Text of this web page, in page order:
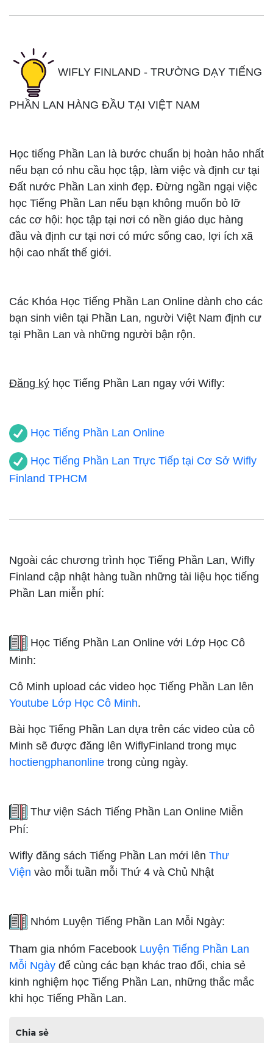
WIFLY FINLAND - TRƯỜNG DẠY TIẾNG
PHẦN LAN HÀNG ĐẦU TẠI VIỆT NAM
Học tiếng Phần Lan là bước chuẩn bị hoàn hảo nhất
nếu bạn có nhu cầu học tập, làm việc và định cư tại
Đất nước Phần Lan xinh đẹp. Đừng ngần ngại việc
học Tiếng Phần Lan nếu bạn không muốn bỏ lỡ
các cơ hội: học tập tại nơi có nền giáo dục hàng
đầu và định cư tại nơi có mức sống cao, lợi ích xã
hội cao nhất thế giới.
Các Khóa Học Tiếng Phần Lan Online dành cho các
bạn sinh viên tại Phần Lan, người Việt Nam định cư
tại Phần Lan và những người bận rộn.
Đăng ký học Tiếng Phần Lan ngay với Wifly:
Học Tiếng Phần Lan Online
Học Tiếng Phần Lan Trực Tiếp tại Cơ Sở Wifly
Finland TPHCM
Ngoài các chương trình học Tiếng Phần Lan, Wifly
Finland cập nhật hàng tuần những tài liệu học tiếng
Phần Lan miễn phí:
Học Tiếng Phần Lan Online với Lớp Học Cô
Minh:
Cô Minh upload các video học Tiếng Phần Lan lên
Youtube Lớp Học Cô Minh.
Bài học Tiếng Phần Lan dựa trên các video của cô
Minh sẽ được đăng lên WiflyFinland trong mục
hoctiengphanonline trong cùng ngày.
Thư viện Sách Tiếng Phần Lan Online Miễn
Phí:
Wifly đăng sách Tiếng Phần Lan mới lên Thư
Viện vào mỗi tuần mỗi Thứ 4 và Chủ Nhật
Nhóm Luyện Tiếng Phần Lan Mỗi Ngày:
Tham gia nhóm Facebook Luyện Tiếng Phần Lan
Mỗi Ngày để cùng các bạn khác trao đổi, chia sẻ
kinh nghiệm học Tiếng Phần Lan, những thắc mắc
khi học Tiếng Phần Lan.
Chia sẻ